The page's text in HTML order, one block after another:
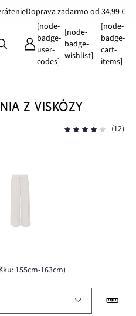
Doprava zadarmo od 34,99 €
[node-
badge-
user-
codes]
[node-
badge-
wishlist]
[node-
badge-
cart-
items]
Z VISKÓZY
(12)
155cm-163cm)